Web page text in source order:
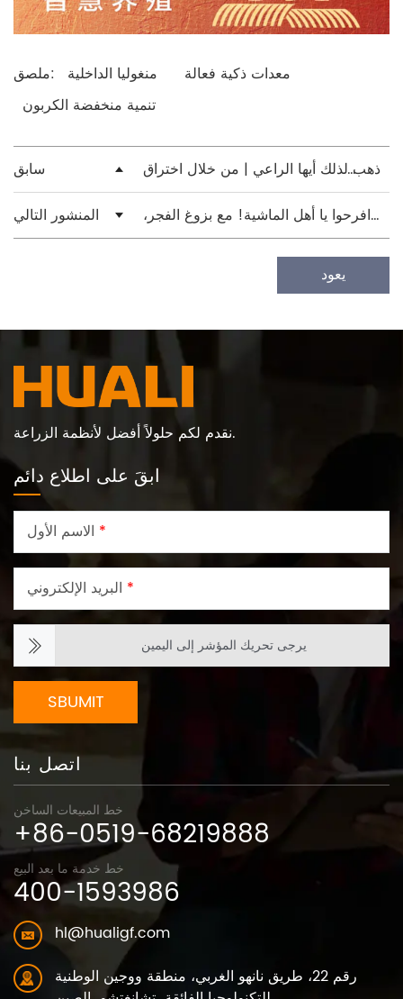
ملصق: منغوليا الداخلية
معدات ذكية فعالة
تنمية منخفضة الكربون
سابق
اذهب لذلك أيها الراعي | من خلال اختراق
الحاجز، يبدأ العالم في الاتساع
المنشور التالي
افرحوا يا أهل الماشية! مع بزوغ الفجر،
سنصل أخيرًا إلى السماء
يعود
نقدم لكم حلولاً أفضل لأنظمة الزراعة.
ابقَ على اطلاع دائم
*
*
يرجى تحريك المؤشر إلى اليمين
SBUMIT
اتصل بنا
خط المبيعات الساخن
+86-0519-68219888
خط خدمة ما بعد البيع
400-1593986
hl@hualigf.com
رقم 22، طريق نانهو الغربي، منطقة ووجين الوطنية